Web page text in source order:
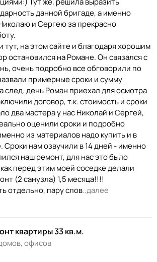
данной бригаде, а именно
и Сергею за прекрасно
тут, на этом сайте и благодаря хорошим
остановился на Романе. Он связался с
очень подробно все обговорили по
примерные сроки и сумму
след. день Роман приехал для осмотра
договор, т.к. стоимость и сроки
два мастера у нас Николай и Сергей,
оценили сроки и подробно
из материалов надо купить и в
Сроки нам озвучили в 14 дней - именно
наш ремонт, для нас это было
перед этим моей соседке делали
(2 санузла) 1,5 месяца!!!!
отдельно, пару слов..далее
квартиры 33 кв.м.
офисов